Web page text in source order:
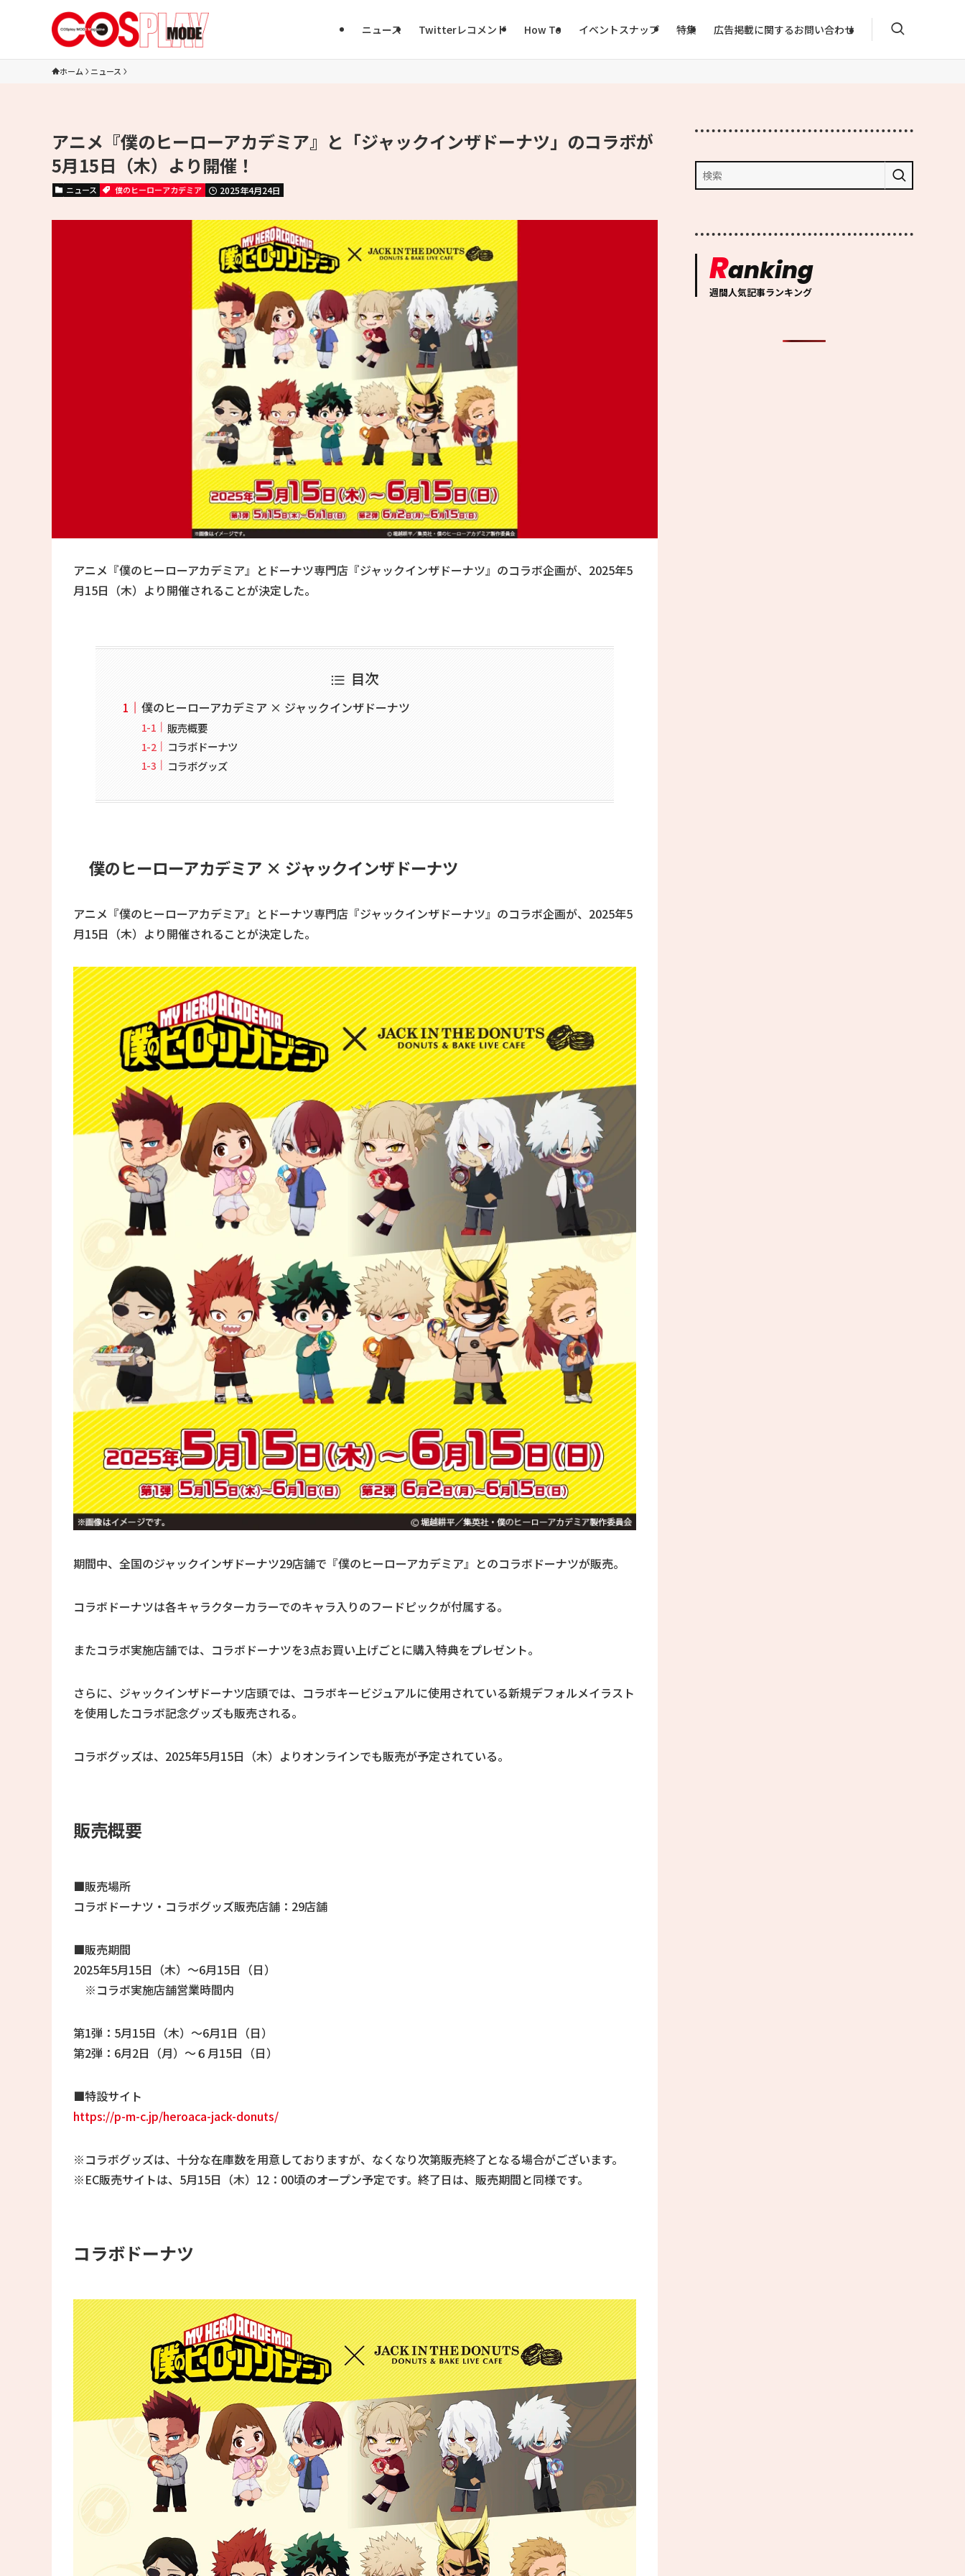
ニュース Twitterレコメンド How To イベントスナップ 特集 広告掲載に関するお問い合わせ
ホーム ニュース
アニメ『僕のヒーローアカデミア』と「ジャックインザドーナツ」のコラボが
5月15日（木）より開催！
ニュース 僕のヒーローアカデミア 2025年4月24日
アニメ『僕のヒーローアカデミア』とドーナツ専門店『ジャックインザドーナツ』のコラボ企画が、2025年5
月15日（木）より開催されることが決定した。
目次
僕のヒーローアカデミア × ジャックインザドーナツ
販売概要
コラボドーナツ
コラボグッズ
僕のヒーローアカデミア × ジャックインザドーナツ
アニメ『僕のヒーローアカデミア』とドーナツ専門店『ジャックインザドーナツ』のコラボ企画が、2025年5
月15日（木）より開催されることが決定した。
期間中、全国のジャックインザドーナツ29店舗で『僕のヒーローアカデミア』とのコラボドーナツが販売。
コラボドーナツは各キャラクターカラーでのキャラ入りのフードピックが付属する。
またコラボ実施店舗では、コラボドーナツを3点お買い上げごとに購入特典をプレゼント。
さらに、ジャックインザドーナツ店頭では、コラボキービジュアルに使用されている新規デフォルメイラスト
を使用したコラボ記念グッズも販売される。
コラボグッズは、2025年5月15日（木）よりオンラインでも販売が予定されている。
販売概要
■販売場所
コラボドーナツ・コラボグッズ販売店舗：29店舗
■販売期間
2025年5月15日（木）〜6月15日（日）
※コラボ実施店舗営業時間内
第1弾：5月15日（木）〜6月1日（日）
第2弾：6月2日（月）〜６月15日（日）
■特設サイト
https://p-m-c.jp/heroaca-jack-donuts/
※コラボグッズは、十分な在庫数を用意しておりますが、なくなり次第販売終了となる場合がございます。
※EC販売サイトは、5月15日（木）12：00頃のオープン予定です。終了日は、販売期間と同様です。
コラボドーナツ
Ranking
週間人気記事ランキング